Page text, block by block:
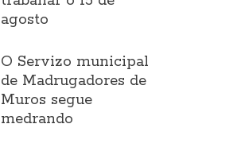
agosto
O Servizo municipal
de Madrugadores de
Muros segue
medrando